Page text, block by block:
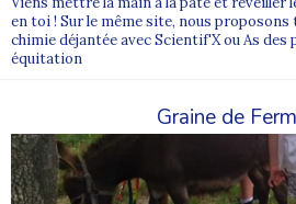
en toi ! Sur le même site, nous
chimie déjantée avec Scientif'X ou As des
équitation
Graine de